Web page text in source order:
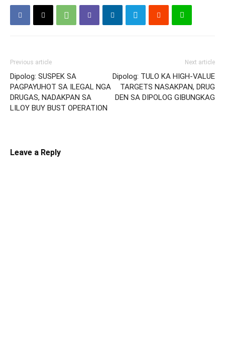
Previous article
Dipolog: SUSPEK SA
PAGPAYUHOT SA ILEGAL NGA
DRUGAS, NADAKPAN SA
LILOY BUY BUST OPERATION
Next article
Dipolog: TULO KA HIGH-VALUE
TARGETS NASAKPAN, DRUG
DEN SA DIPOLOG GIBUNGKAG
Leave a Reply